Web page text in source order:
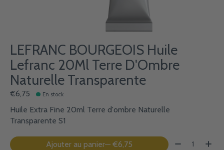
LEFRANC BOURGEOIS Huile
Lefranc 20Ml Terre D'Ombre
Naturelle Transparente
€6,75 En stock
Huile Extra Fine 20ml Terre d'ombre Naturelle
Transparente S1
Ajouter au panier — €6,75 Quantité: